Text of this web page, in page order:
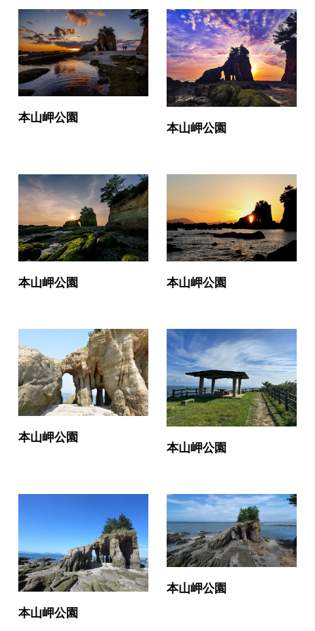
本山岬公園
本山岬公園
本山岬公園 本山岬公園
本山岬公園
本山岬公園
本山岬公園
本山岬公園